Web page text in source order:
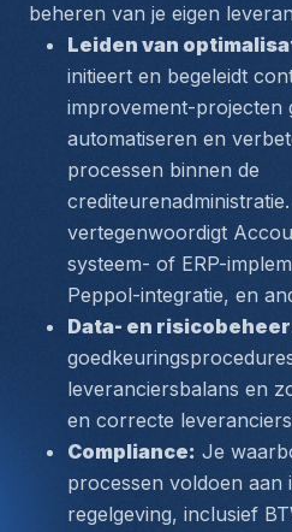
beheren van je eigen
Leiden van
initieert en begeleidt
improvement-projecten
automatiseren en
processen binnen de
vertegenwoordigt
systeem- of ERP-
Peppol-integratie, en
Data- en
leveranciersbalans en
en correcte
Compliance: Je
processen voldoen aan
regelgeving, inclusief